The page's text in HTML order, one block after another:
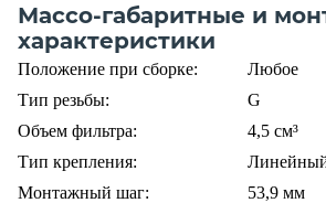
Массо-габаритные и
характеристики
Положение при сборке:
Любое
Тип резьбы:
G
Объем фильтра:
4,5 см³
Тип крепления:
Монтажный шаг:
53,9 мм